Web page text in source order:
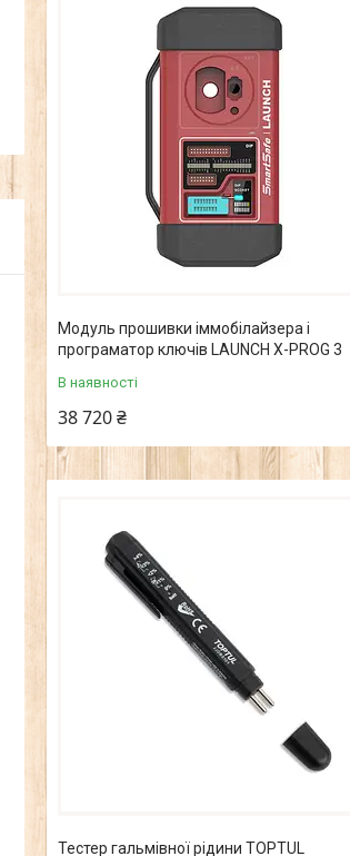
Модуль прошивки іммобілайзера і
програматор ключів LAUNCH X-PROG 3
В наявності
38 720 ₴
Тестер гальмівної рідини TOPTUL